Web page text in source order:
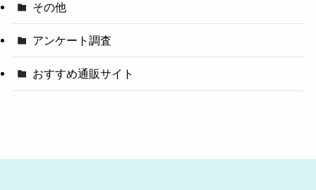
その他
アンケート調査
おすすめ通販サイト